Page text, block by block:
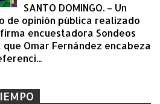
SANTO DOMINGO. – Un
de opinión pública realizado
encuestadora Sondeos
Omar Fernández encabeza